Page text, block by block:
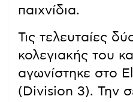
παιχνίδια.
Τις τελευταίες
κολεγιακής του
αγωνίστηκε στο
(Division 3). Την